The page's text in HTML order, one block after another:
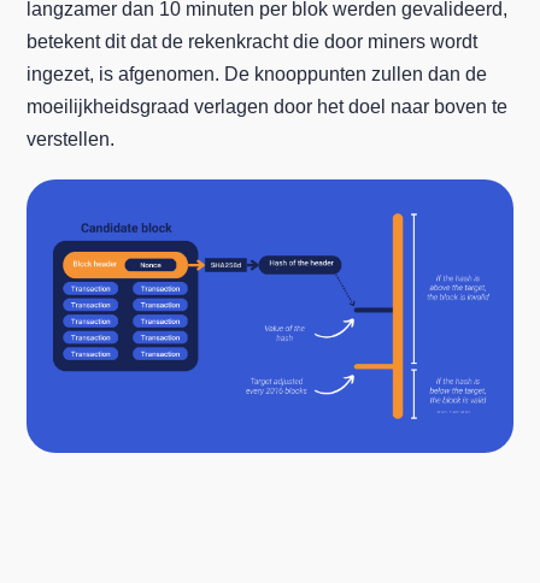
langzamer dan 10 minuten per blok werden gevalideerd,
betekent dit dat de rekenkracht die door miners wordt
ingezet, is afgenomen. De knooppunten zullen dan de
moeilijkheidsgraad verlagen door het doel naar boven te
verstellen.